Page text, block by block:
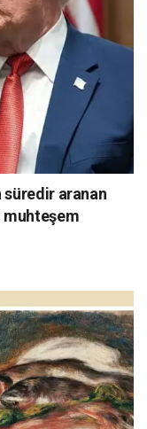
süredir aranan
muhteşem